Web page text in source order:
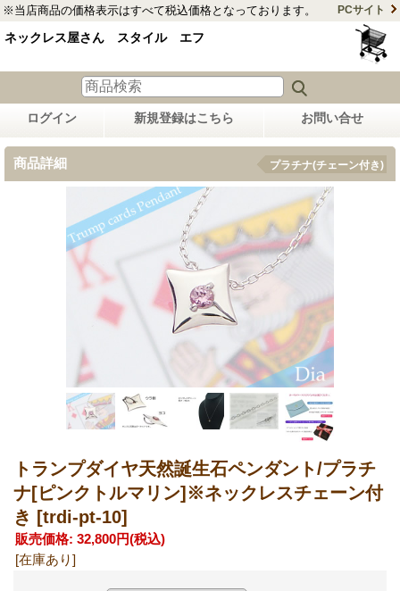
※当店商品の価格表示はすべて税込価格となっております。 PCサイト
ネックレス屋さん スタイル エフ
ログイン 新規登録はこちら お問い合せ
商品詳細 プラチナ(チェーン付き)
トランプダイヤ天然誕生石ペンダント/プラチ
ナ[ピンクトルマリン]※ネックレスチェーン付
き [trdi-pt-10]
販売価格: 32,800円(税込)
[在庫あり]